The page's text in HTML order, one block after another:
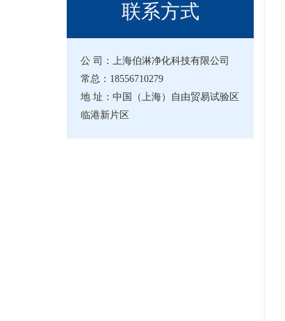
联系方式
公 司：上海伯淋净化科技有限公司
常总：18556710279
地 址：中国（上海）自由贸易试验区
临港新片区